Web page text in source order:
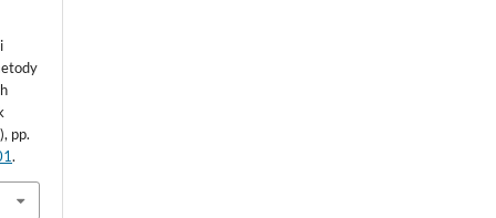
pp.
.